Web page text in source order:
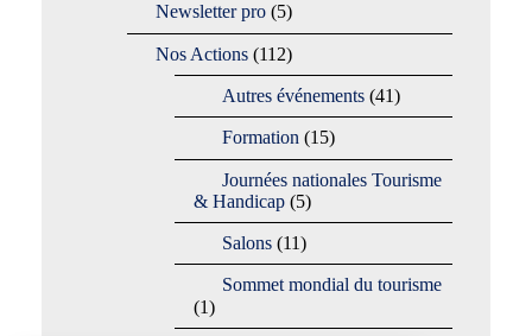
Newsletter pro(5)
Nos Actions(112)
Autres événements(41)
Formation(15)
Journées nationales Tourisme
& Handicap(5)
Salons(11)
Sommet mondial du tourisme
(1)